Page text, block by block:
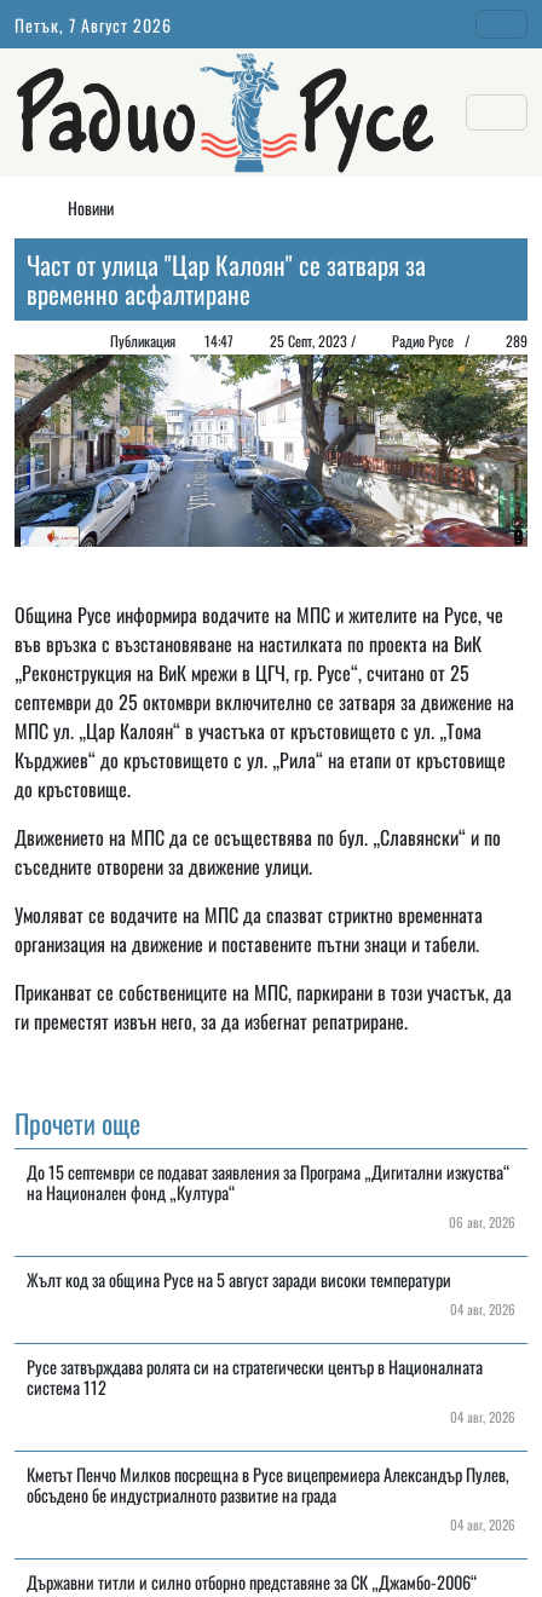
Петък, 7 Август 2026
Новини
Част от улица "Цар Калоян" се затваря за
временно асфалтиране
Публикация 14:47 25 Септ, 2023 / Радио Русе / 289
Община Русе информира водачите на МПС и жителите на Русе, че
във връзка с възстановяване на настилката по проекта на ВиК
„Реконструкция на ВиК мрежи в ЦГЧ, гр. Русе“, считано от 25
септември до 25 октомври включително се затваря за движение на
МПС ул. „Цар Калоян“ в участъка от кръстовището с ул. „Тома
Кърджиев“ до кръстовището с ул. „Рила“ на етапи от кръстовище
до кръстовище.
Движението на МПС да се осъществява по бул. „Славянски“ и по
съседните отворени за движение улици.
Умоляват се водачите на МПС да спазват стриктно временната
организация на движение и поставените пътни знаци и табели.
Приканват се собствениците на МПС, паркирани в този участък, да
ги преместят извън него, за да избегнат репатриране.
Прочети още
До 15 септември се подават заявления за Програма „Дигитални изкуства“
на Национален фонд „Култура“
06 авг, 2026
Жълт код за община Русе на 5 август заради високи температури
04 авг, 2026
Русе затвърждава ролята си на стратегически център в Националната
система 112
04 авг, 2026
Кметът Пенчо Милков посрещна в Русе вицепремиера Александър Пулев,
обсъдено бе индустриалното развитие на града
04 авг, 2026
Държавни титли и силно отборно представяне за СК „Джамбо-2006“